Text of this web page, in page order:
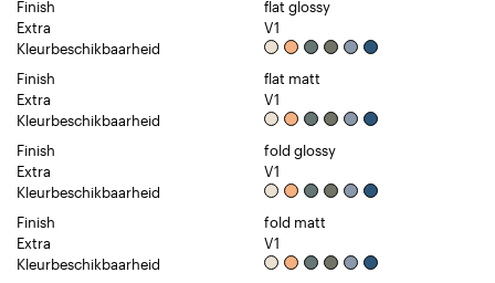
Finish
flat glossy
Extra
V1
Kleurbeschikbaarheid
Finish
flat matt
Extra
V1
Kleurbeschikbaarheid
Finish
fold glossy
Extra
V1
Kleurbeschikbaarheid
Finish
fold matt
Extra
V1
Kleurbeschikbaarheid